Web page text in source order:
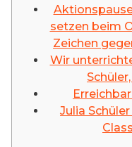
setzen beim
Zeichen
Wir
Julia